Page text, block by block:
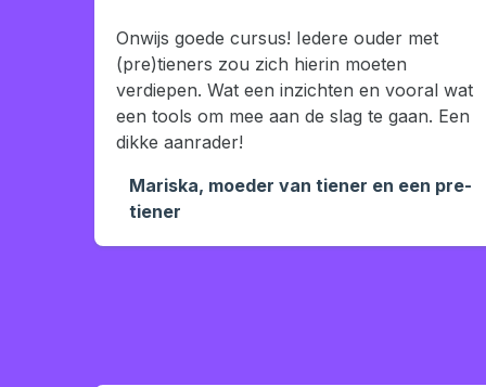
Onwijs goede cursus! Iedere ouder met
(pre)tieners zou zich hierin moeten
verdiepen. Wat een inzichten en vooral wat
een tools om mee aan de slag te gaan. Een
dikke aanrader!
Mariska, moeder van tiener en een pre-
tiener